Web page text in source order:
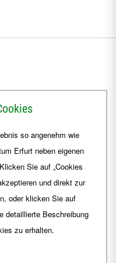
so angenehm wie
Erfurt neben eigenen
Sie auf „Cookies
und direkt zur
oder klicken Sie auf
detaillierte Beschreibung
zu erhalten.